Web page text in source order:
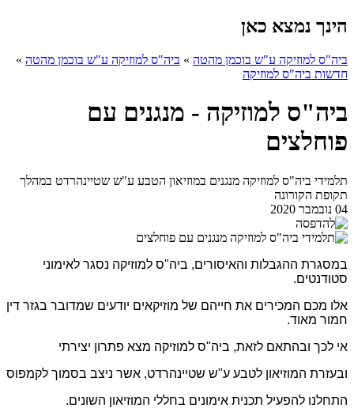
הינך נמצא כאן
ביה"ס למוזיקה ע"ש בוכמן מהטה » ביה"ס למוזיקה ע"ש בוכמן מהטה »
חדשות ביה"ס למוזיקה
ביה"ס למוזיקה - מנגנים עם
פוחלצים
תלמידי ביה"ס למוזיקה מנגנים במוזיאון הטבע ע"ש שטיינהרדט במהלך
תקופת הקורונה
04 נובמבר 2020
במסגרת ההגבלות והאיסורים, ביה"ס למוזיקה נסגר לאימוני
סטודנטים.
אלו מכם המכירים את חייהם של מוזיקאים יודעים שמדובר בגזר דין
חמור מאוד.
אי לכך ובהתאם לזאת, ביה"ס למוזיקה מצא פתרון יצירתי
ובעזרת המוזיאון לטבע ע"ש שטיינהרדט, אשר ניצב בסמוך לקמפוס
התחלנו להפעיל תכנית אימונים בחללי המוזיאון השונים.